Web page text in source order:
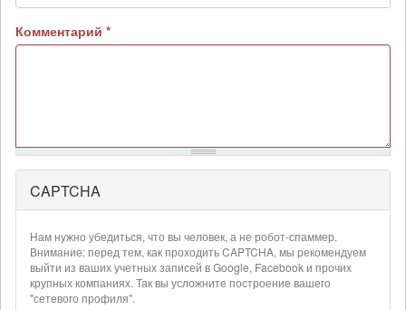
Комментарий *
Более
подробная
информация
текстовых
форматах
CAPTCHA
Нам нужно убедиться, что вы человек, а не робот-спаммер.
Внимание: перед тем, как проходить CAPTCHA, мы рекомендуем
выйти из ваших учетных записей в Google, Facebook и прочих
крупных компаниях. Так вы усложните построение вашего
"сетевого профиля".